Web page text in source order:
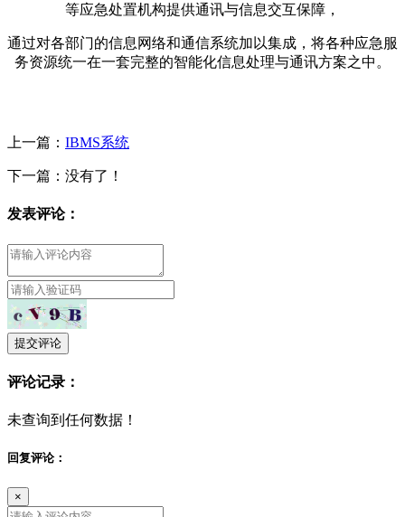
等应急处置机构提供通讯与信息交互保障，
通过对各部门的信息网络和通信系统加以集成，将各种应急服
务资源统一在一套完整的智能化信息处理与通讯方案之中。
上一篇： IBMS系统
下一篇：没有了！
发表评论：
提交评论
评论记录：
未查询到任何数据！
回复评论：
×